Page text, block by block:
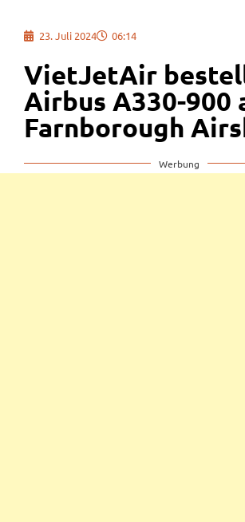
23. Juli 2024 06:14
VietJetAir
Airbus A330-900
Farnborough
Werbung